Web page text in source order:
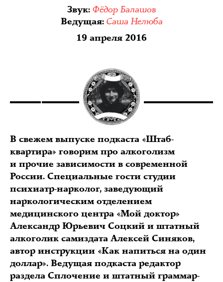
Звук: Фёдор Балашов
Ведущая: Саша Нелюба
19 апреля 2016
В свежем выпуске подкаста «Штаб-
квартира» говорим про алкоголизм
и прочие зависимости в современной
России. Специальные гости студии
психиатр-нарколог, заведующий
наркологическим отделением
медицинского центра «Мой доктор»
Александр Юрьевич Соцкий и штатный
алкоголик самиздата Алексей Синяков,
автор инструкции «Как напиться на один
доллар». Ведущая подкаста редактор
раздела Сплочение и штатный граммар-